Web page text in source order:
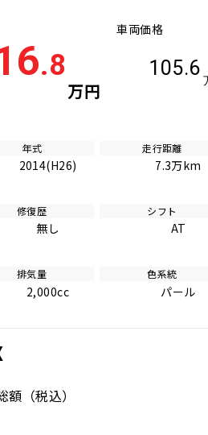
.8
万円
車両価格
105.6
年式
2014(H26)
走行距離
7.3万km
修復歴
無し
シフト
AT
排気量
2,000cc
色系統
パール
額 （税込）